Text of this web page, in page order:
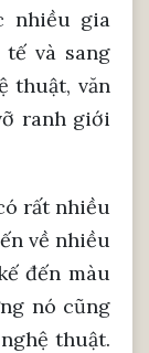
nhiều gia
và sang
thuật, văn
ranh giới
rất nhiều
về nhiều
đến màu
nó cũng
thuật.